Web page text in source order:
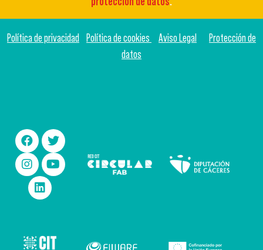
Política de privacidad Política de cookies Aviso Legal
Protección de
datos